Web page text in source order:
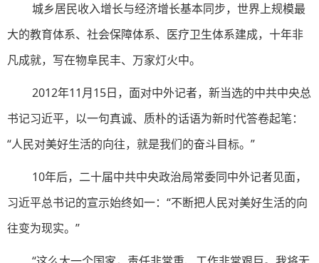
城乡居民收入增长与经济增长基本同步，世界上规模最
大的教育体系、社会保障体系、医疗卫生体系建成，十年非
凡成就，写在物阜民丰、万家灯火中。
2012年11月15日，面对中外记者，新当选的中共中央总
书记习近平，以一句真诚、质朴的话语为新时代答卷起笔：
“人民对美好生活的向往，就是我们的奋斗目标。”
10年后，二十届中共中央政治局常委同中外记者见面，
习近平总书记的宣示始终如一：“不断把人民对美好生活的向
往变为现实。”